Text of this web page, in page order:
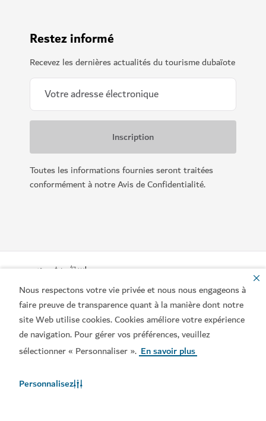
Nous respectons votre vie privée et nous nous engageons à
faire preuve de transparence quant à la manière dont notre
site Web utilise cookies. Cookies améliore votre expérience
de navigation. Pour gérer vos préférences, veuillez
sélectionner « Personnaliser ». En savoir plus
Personnalisez
Restez informé
Recevez les dernières actualités du tourisme dubaïote
Toutes les informations fournies seront traitées
conformément à notre Avis de Confidentialité.
Liens populaires
Contactez-nous